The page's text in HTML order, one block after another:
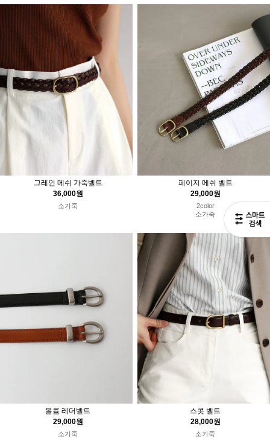
그레인 메쉬 가죽벨트
36,000원
소가죽
페이지 메쉬 벨트
29,000원
2color
소가죽
볼륨 레더벨트
29,000원
소가죽
스콧 벨트
28,000원
소가죽